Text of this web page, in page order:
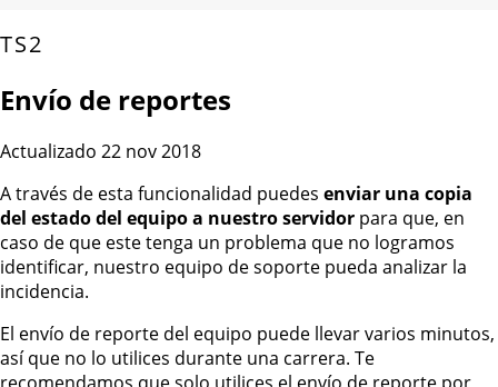
TS2
Envío de reportes
Actualizado 22 nov 2018
A través de esta funcionalidad puedes enviar una copia
del estado del equipo a nuestro servidor para que, en
caso de que este tenga un problema que no logramos
identificar, nuestro equipo de soporte pueda analizar la
incidencia.
El envío de reporte del equipo puede llevar varios minutos,
así que no lo utilices durante una carrera. Te